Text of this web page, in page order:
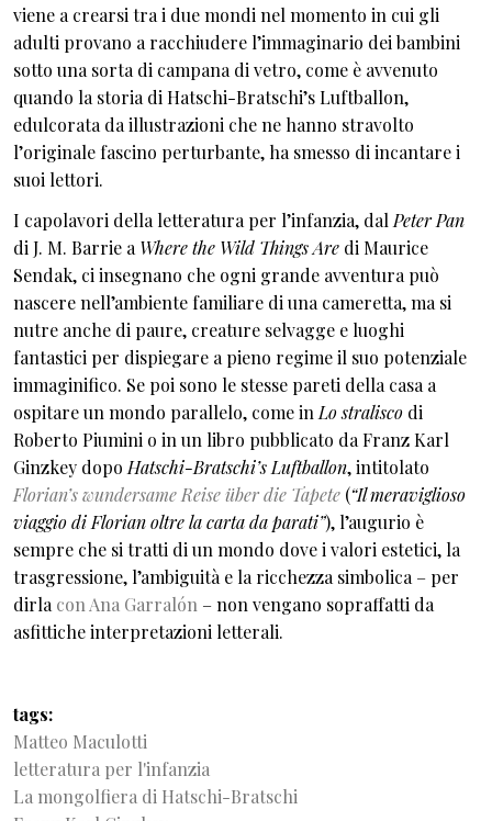
viene a crearsi tra i due mondi nel momento in cui gli
adulti provano a racchiudere l’immaginario dei bambini
sotto una sorta di campana di vetro, come è avvenuto
quando la storia di Hatschi-Bratschi’s Luftballon,
edulcorata da illustrazioni che ne hanno stravolto
l’originale fascino perturbante, ha smesso di incantare i
suoi lettori.
I capolavori della letteratura per l’infanzia, dal Peter Pan
di J. M. Barrie a Where the Wild Things Are di Maurice
Sendak, ci insegnano che ogni grande avventura può
nascere nell’ambiente familiare di una cameretta, ma si
nutre anche di paure, creature selvagge e luoghi
fantastici per dispiegare a pieno regime il suo potenziale
immaginifico. Se poi sono le stesse pareti della casa a
ospitare un mondo parallelo, come in Lo stralisco di
Roberto Piumini o in un libro pubblicato da Franz Karl
Ginzkey dopo Hatschi-Bratschi’s Luftballon, intitolato
Florian’s wundersame Reise über die Tapete (“Il meraviglioso
viaggio di Florian oltre la carta da parati”), l’augurio è
sempre che si tratti di un mondo dove i valori estetici, la
trasgressione, l’ambiguità e la ricchezza simbolica – per
dirla con Ana Garralón – non vengano sopraffatti da
asfittiche interpretazioni letterali.
tags
Matteo Maculotti
letteratura per l'infanzia
La mongolfiera di Hatschi-Bratschi